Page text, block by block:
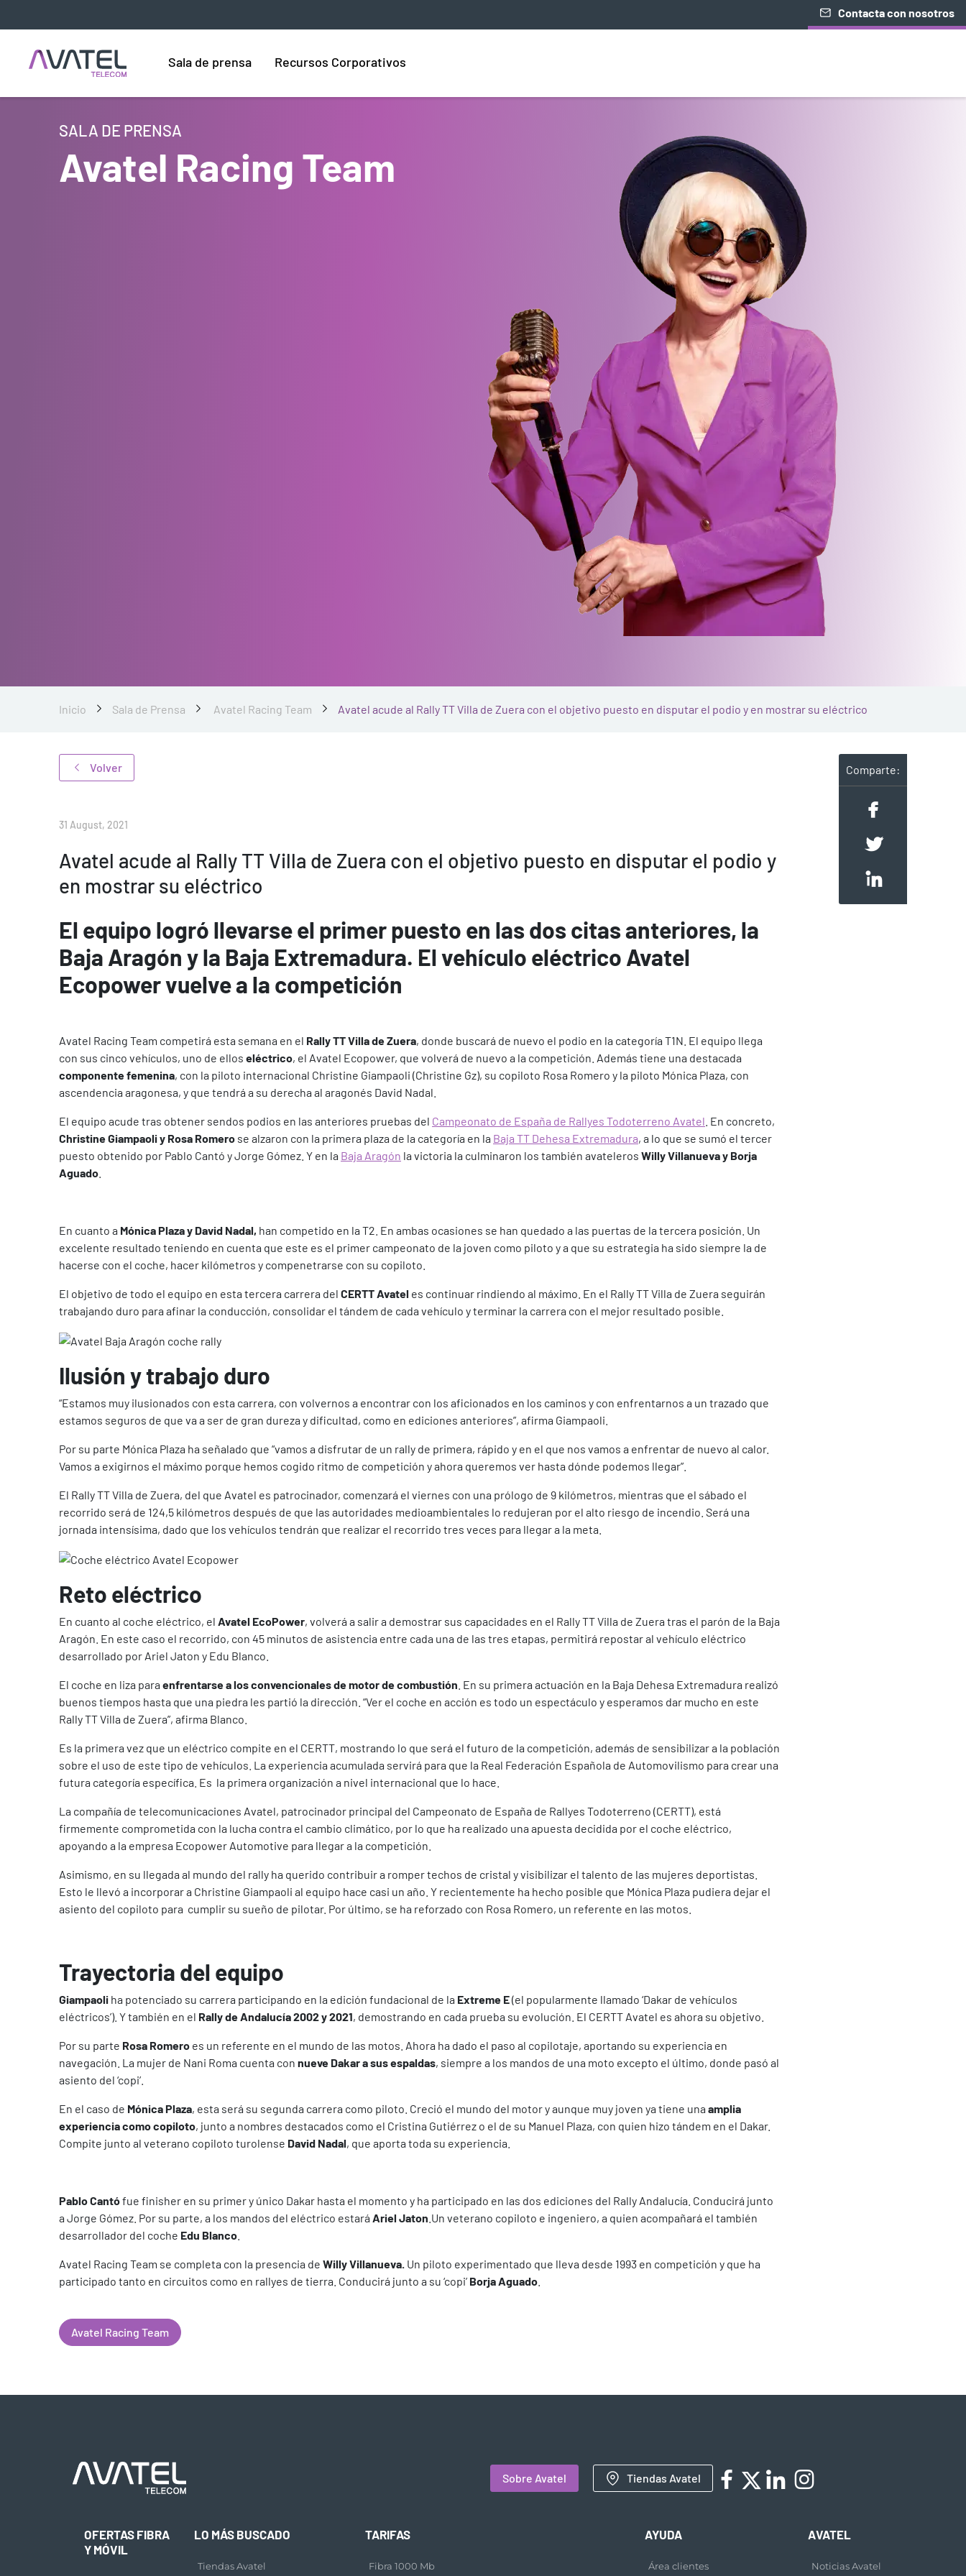
Contacta con nosotros
Sala de prensa Recursos Corporativos
SALA DE PRENSA
Avatel Racing Team
Inicio Sala de Prensa Avatel Racing Team Avatel acude al Rally TT Villa de Zuera con el objetivo puesto en disputar el podio y en mostrar su eléctrico
Volver
31 August, 2021
Avatel acude al Rally TT Villa de Zuera con el objetivo puesto en disputar el podio y
en mostrar su eléctrico
El equipo logró llevarse el primer puesto en las dos citas anteriores, la
Baja Aragón y la Baja Extremadura. El vehículo eléctrico Avatel
Ecopower vuelve a la competición
Avatel Racing Team competirá esta semana en el Rally TT Villa de Zuera, donde buscará de nuevo el podio en la categoría T1N. El equipo llega
con sus cinco vehículos, uno de ellos eléctrico, el Avatel Ecopower, que volverá de nuevo a la competición. Además tiene una destacada
componente femenina, con la piloto internacional Christine Giampaoli (Christine Gz), su copiloto Rosa Romero y la piloto Mónica Plaza, con
ascendencia aragonesa, y que tendrá a su derecha al aragonés David Nadal.
El equipo acude tras obtener sendos podios en las anteriores pruebas del Campeonato de España de Rallyes Todoterreno Avatel . En concreto,
Christine Giampaoli y Rosa Romero se alzaron con la primera plaza de la categoría en la Baja TT Dehesa Extremadura, a lo que se sumó el tercer
puesto obtenido por Pablo Cantó y Jorge Gómez. Y en la Baja Aragón la victoria la culminaron los también avateleros Willy Villanueva y Borja
Aguado
En cuanto a Mónica Plaza y David Nadal, han competido en la T2. En ambas ocasiones se han quedado a las puertas de la tercera posición. Un
excelente resultado teniendo en cuenta que este es el primer campeonato de la joven como piloto y a que su estrategia ha sido siempre la de
hacerse con el coche, hacer kilómetros y compenetrarse con su copiloto.
El objetivo de todo el equipo en esta tercera carrera del CERTT Avatel es continuar rindiendo al máximo. En el Rally TT Villa de Zuera seguirán
trabajando duro para afinar la conducción, consolidar el tándem de cada vehículo y terminar la carrera con el mejor resultado posible.
Ilusión y trabajo duro
“Estamos muy ilusionados con esta carrera, con volvernos a encontrar con los aficionados en los caminos y con enfrentarnos a un trazado que
estamos seguros de que va a ser de gran dureza y dificultad, como en ediciones anteriores”, afirma Giampaoli.
Por su parte Mónica Plaza ha señalado que “vamos a disfrutar de un rally de primera, rápido y en el que nos vamos a enfrentar de nuevo al calor.
Vamos a exigirnos el máximo porque hemos cogido ritmo de competición y ahora queremos ver hasta dónde podemos llegar”.
El Rally TT Villa de Zuera, del que Avatel es patrocinador, comenzará el viernes con una prólogo de 9 kilómetros, mientras que el sábado el
recorrido será de 124,5 kilómetros después de que las autoridades medioambientales lo redujeran por el alto riesgo de incendio. Será una
jornada intensísima, dado que los vehículos tendrán que realizar el recorrido tres veces para llegar a la meta.
Reto eléctrico
En cuanto al coche eléctrico, el Avatel EcoPower, volverá a salir a demostrar sus capacidades en el Rally TT Villa de Zuera tras el parón de la Baja
Aragón. En este caso el recorrido, con 45 minutos de asistencia entre cada una de las tres etapas, permitirá repostar al vehículo eléctrico
desarrollado por Ariel Jaton y Edu Blanco.
El coche en liza para enfrentarse a los convencionales de motor de combustión . En su primera actuación en la Baja Dehesa Extremadura realizó
buenos tiempos hasta que una piedra les partió la dirección. “Ver el coche en acción es todo un espectáculo y esperamos dar mucho en este
Rally TT Villa de Zuera”, afirma Blanco.
Es la primera vez que un eléctrico compite en el CERTT, mostrando lo que será el futuro de la competición, además de sensibilizar a la población
sobre el uso de este tipo de vehículos. La experiencia acumulada servirá para que la Real Federación Española de Automovilismo para crear una
futura categoría específica. Es la primera organización a nivel internacional que lo hace.
La compañía de telecomunicaciones Avatel, patrocinador principal del Campeonato de España de Rallyes Todoterreno (CERTT), está
firmemente comprometida con la lucha contra el cambio climático, por lo que ha realizado una apuesta decidida por el coche eléctrico,
apoyando a la empresa Ecopower Automotive para llegar a la competición.
Asimismo, en su llegada al mundo del rally ha querido contribuir a romper techos de cristal y visibilizar el talento de las mujeres deportistas.
Esto le llevó a incorporar a Christine Giampaoli al equipo hace casi un año. Y recientemente ha hecho posible que Mónica Plaza pudiera dejar el
asiento del copiloto para cumplir su sueño de pilotar. Por último, se ha reforzado con Rosa Romero, un referente en las motos.
Trayectoria del equipo
Giampaoli ha potenciado su carrera participando en la edición fundacional de la Extreme E(el popularmente llamado ‘Dakar de vehículos
eléctricos’). Y también en el Rally de Andalucía 2002 y 2021, demostrando en cada prueba su evolución. El CERTT Avatel es ahora su objetivo.
Por su parte Rosa Romero es un referente en el mundo de las motos. Ahora ha dado el paso al copilotaje, aportando su experiencia en
navegación. La mujer de Nani Roma cuenta con nueve Dakar a sus espaldas, siempre a los mandos de una moto excepto el último, donde pasó al
asiento del ‘copi’.
En el caso de Mónica Plaza, esta será su segunda carrera como piloto. Creció el mundo del motor y aunque muy joven ya tiene una amplia
experiencia como copiloto, junto a nombres destacados como el Cristina Gutiérrez o el de su Manuel Plaza, con quien hizo tándem en el Dakar.
Compite junto al veterano copiloto turolense David Nadal, que aporta toda su experiencia.
Pablo Cantófue finisher en su primer y único Dakar hasta el momento y ha participado en las dos ediciones del Rally Andalucía. Conducirá junto
a Jorge Gómez. Por su parte, a los mandos del eléctrico estará Ariel Jaton .Un veterano copiloto e ingeniero, a quien acompañará el también
desarrollador del coche Edu Blanco
Avatel Racing Team se completa con la presencia de Willy Villanueva. Un piloto experimentado que lleva desde 1993 en competición y que ha
participado tanto en circuitos como en rallyes de tierra. Conducirá junto a su ‘copi’ Borja Aguado
Avatel Racing Team
Comparte:
Sobre Avatel Tiendas Avatel
OFERTAS FIBRA
Y MÓVIL
LO MÁS BUSCADO
Tiendas Avatel
TARIFAS
Fibra 1000 Mb
AYUDA
Área clientes
AVATEL
Noticias Avatel